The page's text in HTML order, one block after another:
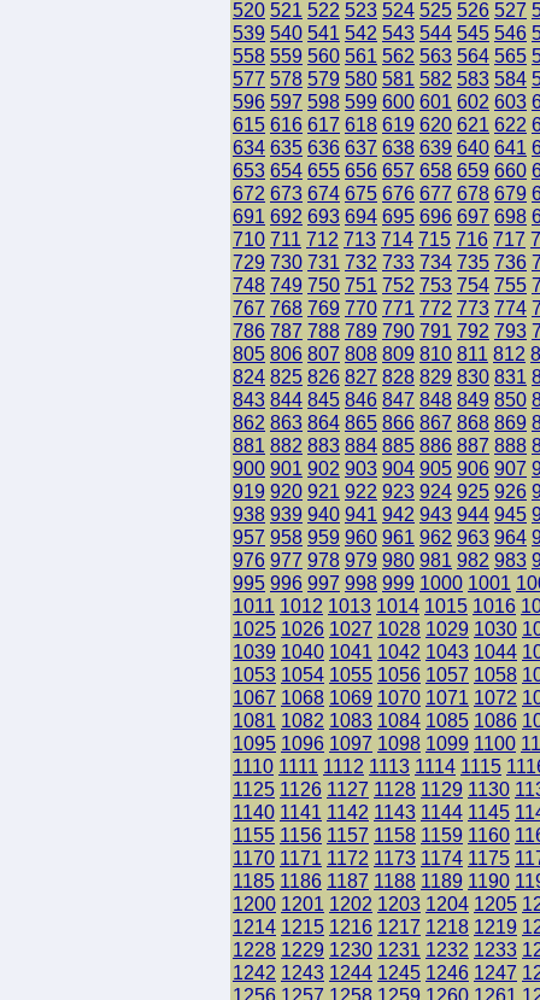
520 521 522 523 524 525 526 527
539 540 541 542 543 544 545 546
558 559 560 561 562 563 564 565
577 578 579 580 581 582 583 584
596 597 598 599 600 601 602 603
615 616 617 618 619 620 621 622
634 635 636 637 638 639 640 641
653 654 655 656 657 658 659 660
672 673 674 675 676 677 678 679
691 692 693 694 695 696 697 698
710 711 712 713 714 715 716 717
729 730 731 732 733 734 735 736
748 749 750 751 752 753 754 755
767 768 769 770 771 772 773 774
786 787 788 789 790 791 792 793
805 806 807 808 809 810 811 812
824 825 826 827 828 829 830 831
843 844 845 846 847 848 849 850
862 863 864 865 866 867 868 869
881 882 883 884 885 886 887 888
900 901 902 903 904 905 906 907
919 920 921 922 923 924 925 926
938 939 940 941 942 943 944 945
957 958 959 960 961 962 963 964
976 977 978 979 980 981 982 983
995 996 997 998 999 1000 1001
1011 1012 1013 1014 1015 1016
1025 1026 1027 1028 1029 1030
1039 1040 1041 1042 1043 1044
1053 1054 1055 1056 1057 1058
1067 1068 1069 1070 1071 1072
1081 1082 1083 1084 1085 1086
1095 1096 1097 1098 1099 1100
1110 1111 1112 1113 1114 1115
1125 1126 1127 1128 1129 1130
1140 1141 1142 1143 1144 1145
1155 1156 1157 1158 1159 1160
1170 1171 1172 1173 1174 1175
1185 1186 1187 1188 1189 1190
1200 1201 1202 1203 1204 1205
1214 1215 1216 1217 1218 1219
1228 1229 1230 1231 1232 1233
1242 1243 1244 1245 1246 1247
1256 1257 1258 1259 1260 1261